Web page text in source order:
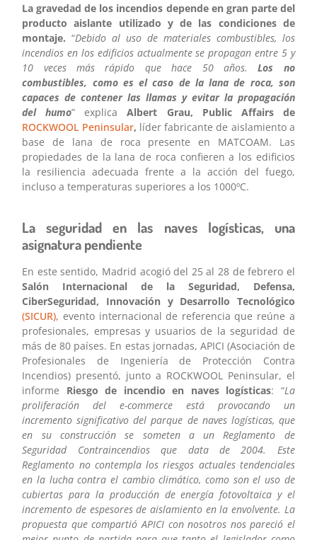
La gravedad de los incendios depende en gran parte del
producto aislante utilizado y de las condiciones de
montaje.“Debido al uso de materiales combustibles, los
incendios en los edificios actualmente se propagan entre 5 y
10 veces más rápido que hace 50 años.Los no
combustibles, como es el caso de la lana de roca, son
capaces de contener las llamas y evitar la propagación
del humo” explicaAlbert Grau, Public Affairs de
ROCKWOOL Peninsular, líder fabricante de aislamiento a
base de lana de roca presente en MATCOAM. Las
propiedades de la lana de roca confieren a los edificios
la resiliencia adecuada frente a la acción del fuego,
incluso a temperaturas superiores a los 1000ºC.
La seguridad en las naves logísticas, una
asignatura pendiente
En este sentido, Madrid acogió del 25 al 28 de febrero el
Salón Internacional de la Seguridad, Defensa,
CiberSeguridad, Innovación y Desarrollo Tecnológico
(SICUR), evento internacional de referencia que reúne a
profesionales, empresas y usuarios de la seguridad de
más de 80 países. En estas jornadas, APICI (Asociación de
Profesionales de Ingeniería de Protección Contra
Incendios) presentó, junto a ROCKWOOL Peninsular, el
informe Riesgo de incendio en naves logísticas: “La
proliferación del e-commerce está provocando un
incremento significativo del parque de naves logísticas, que
en su construcción se someten a un Reglamento de
Seguridad Contraincendios que data de 2004. Este
Reglamento no contempla los riesgos actuales tendenciales
en la lucha contra el cambio climático, como son el uso de
cubiertas para la producción de energía fotovoltaica y el
incremento de espesores de aislamiento en la envolvente. La
propuesta que compartió APICI con nosotros nos pareció el